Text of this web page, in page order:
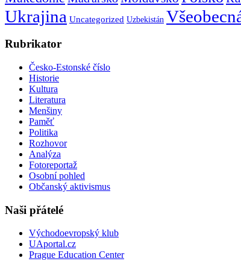
Ukrajina Uncategorized Uzbekistán
Rubrikator
Česko-Estonské číslo
Historie
Kultura
Literatura
Menšiny
Paměť
Politika
Rozhovor
Analýza
Fotoreportaž
Osobní pohled
Občanský aktivismus
Naši přátelé
Východoevropský klub
UAportal.cz
Prague Education Center